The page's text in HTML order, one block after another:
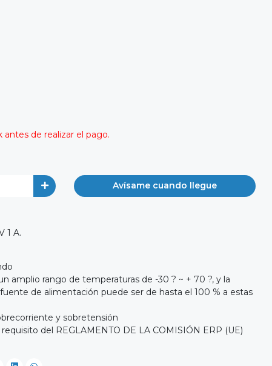
de realizar el pago.
Avísame cuando llegue
1 A.
amplio rango de temperaturas de -30 ? ~ + 70 ?, y la
de alimentación puede ser de hasta el 100 % a estas
y sobretensión
del REGLAMENTO DE LA COMISIÓN ERP (UE)